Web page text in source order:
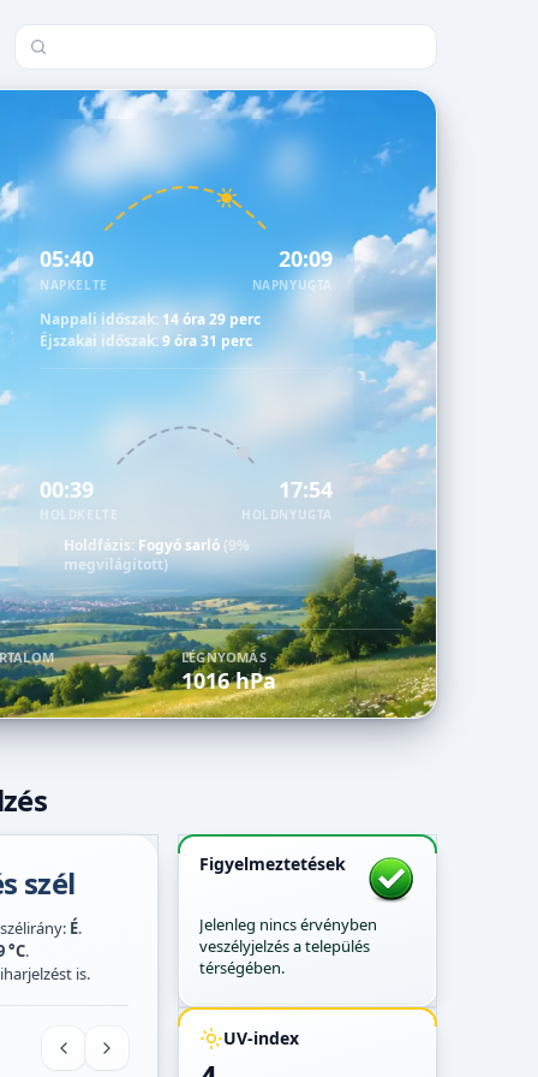
Település keresése
05:40
NAPKELTE
20:09
NAPNYUGTA
Nappali időszak: 14 óra 29 perc
Éjszakai időszak:9 óra 31 perc
00:39
HOLDKELTE
17:54
HOLDNYUGTA
Holdfázis: Fogyó sarló (9%
megvilágított)
LÉGNYOMÁS
1016 hPa
szél
É.
°C.
is.
Figyelmeztetések
Jelenleg nincs érvényben
veszélyjelzés a település
térségében.
UV-index